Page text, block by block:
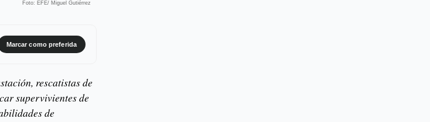
Foto: EFE/ Miguel Gutiérrez
Marcar como preferida
rescatistas de
supervivientes de
de